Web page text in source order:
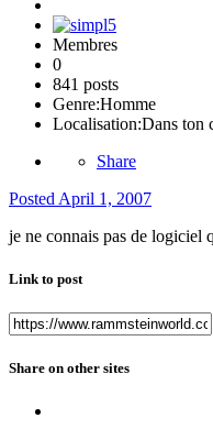
Membres
0
841 posts
Genre:Homme
Localisation:Dans ton
Share
Posted April 1, 2007
je ne connais pas de logiciel
Link to post
Share on other sites